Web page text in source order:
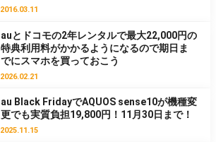
2016.03.11
auとドコモの2年レンタルで最大22,000円の
特典利用料がかかるようになるので期日ま
でにスマホを買っておこう
2026.02.21
au Black FridayでAQUOS sense10が機種変
更でも実質負担19,800円！11月30日まで！
2025.11.15